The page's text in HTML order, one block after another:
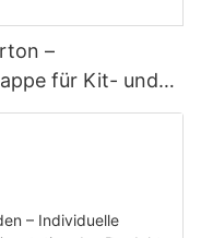
–
für Kit- und
Verpackung